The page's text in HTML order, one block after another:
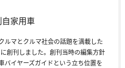
自家用車
ルマとクルマ社会の話題を満載した
創刊しました。創刊当時の編集方針
バイヤーズガイドという立ち位置を